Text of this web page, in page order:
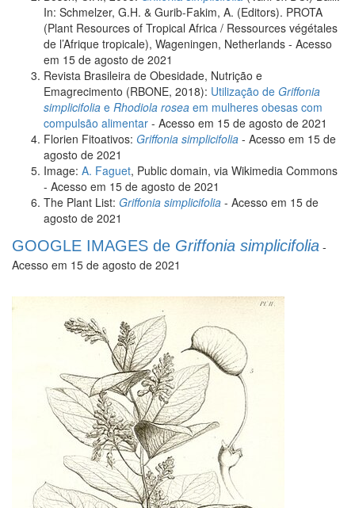
In: Schmelzer, G.H. & Gurib-Fakim, A. (Editors). PROTA
(Plant Resources of Tropical Africa / Ressources végétales
de l’Afrique tropicale), Wageningen, Netherlands - Acesso
em 15 de agosto de 2021
Revista Brasileira de Obesidade, Nutrição e
Emagrecimento (RBONE, 2018): Utilização de Griffonia
simplicifolia e Rhodiola rosea em mulheres obesas com
compulsão alimentar - Acesso em 15 de agosto de 2021
Florien Fitoativos: Griffonia simplicifolia - Acesso em 15 de
agosto de 2021
Image: A. Faguet, Public domain, via Wikimedia Commons
- Acesso em 15 de agosto de 2021
The Plant List: Griffonia simplicifolia - Acesso em 15 de
agosto de 2021
GOOGLE IMAGES de Griffonia simplicifolia -
Acesso em 15 de agosto de 2021